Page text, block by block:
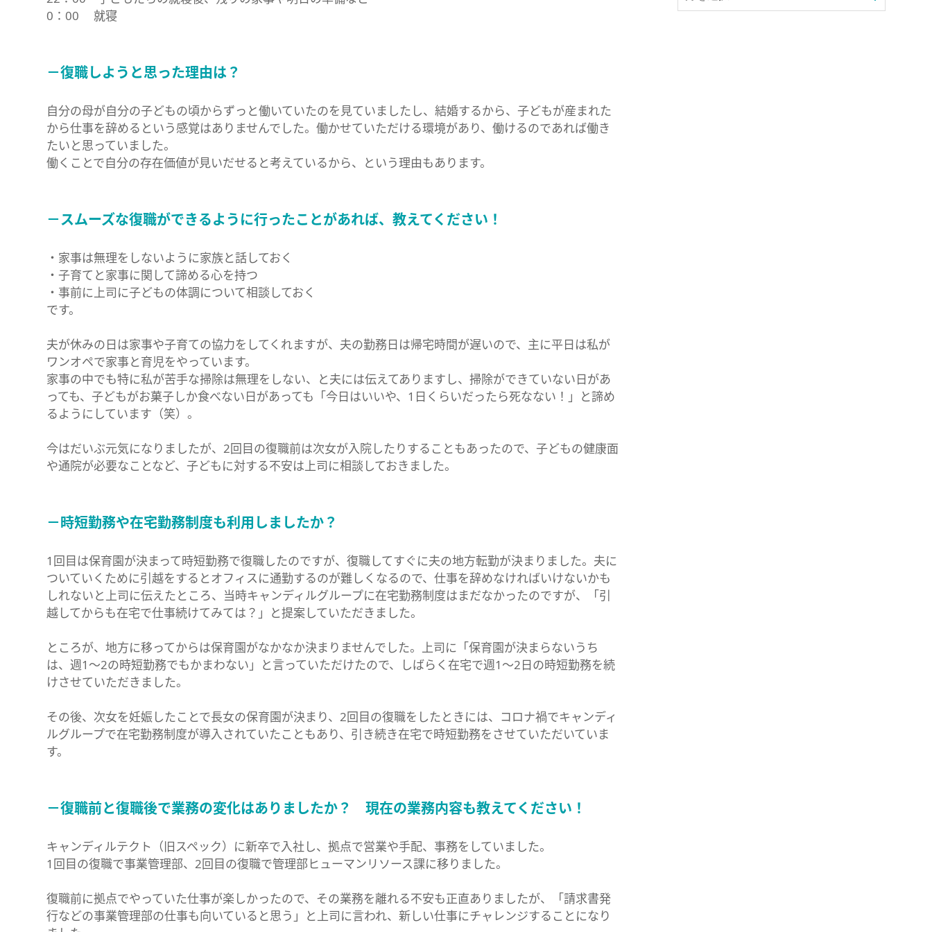
0：00 就寝
－復職しようと思った理由は？
自分の母が自分の子どもの頃からずっと働いていたのを見ていましたし、結婚するから、子どもが産まれた
から仕事を辞めるという感覚はありませんでした。働かせていただける環境があり、働けるのであれば働き
たいと思っていました。
働くことで自分の存在価値が見いだせると考えているから、という理由もあります。
－スムーズな復職ができるように行ったことがあれば、教えてください！
・家事は無理をしないように家族と話しておく
・子育てと家事に関して諦める心を持つ
・事前に上司に子どもの体調について相談しておく
です。
夫が休みの日は家事や子育ての協力をしてくれますが、夫の勤務日は帰宅時間が遅いので、主に平日は私が
ワンオペで家事と育児をやっています。
家事の中でも特に私が苦手な掃除は無理をしない、と夫には伝えてありますし、掃除ができていない日があ
っても、子どもがお菓子しか食べない日があっても「今日はいいや、1日くらいだったら死なない！」と諦め
るようにしています（笑）。
今はだいぶ元気になりましたが、2回目の復職前は次女が入院したりすることもあったので、子どもの健康面
や通院が必要なことなど、子どもに対する不安は上司に相談しておきました。
－時短勤務や在宅勤務制度も利用しましたか？
1回目は保育園が決まって時短勤務で復職したのですが、復職してすぐに夫の地方転勤が決まりました。夫に
ついていくために引越をするとオフィスに通勤するのが難しくなるので、仕事を辞めなければいけないかも
しれないと上司に伝えたところ、当時キャンディルグループに在宅勤務制度はまだなかったのですが、「引
越してからも在宅で仕事続けてみては？」と提案していただきました。
ところが、地方に移ってからは保育園がなかなか決まりませんでした。上司に「保育園が決まらないうち
は、週1～2の時短勤務でもかまわない」と言っていただけたので、しばらく在宅で週1～2日の時短勤務を続
けさせていただきました。
その後、次女を妊娠したことで長女の保育園が決まり、2回目の復職をしたときには、コロナ禍でキャンディ
ルグループで在宅勤務制度が導入されていたこともあり、引き続き在宅で時短勤務をさせていただいていま
す。
－復職前と復職後で業務の変化はありましたか？ 現在の業務内容も教えてください！
キャンディルテクト（旧スペック）に新卒で入社し、拠点で営業や手配、事務をしていました。
1回目の復職で事業管理部、2回目の復職で管理部ヒューマンリソース課に移りました。
復職前に拠点でやっていた仕事が楽しかったので、その業務を離れる不安も正直ありましたが、「請求書発
行などの事業管理部の仕事も向いていると思う」と上司に言われ、新しい仕事にチャレンジすることになり